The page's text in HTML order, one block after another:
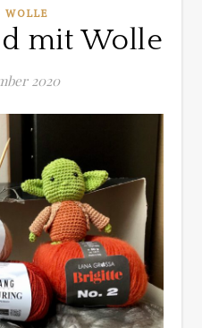
WOLLE
mit Wolle
2020